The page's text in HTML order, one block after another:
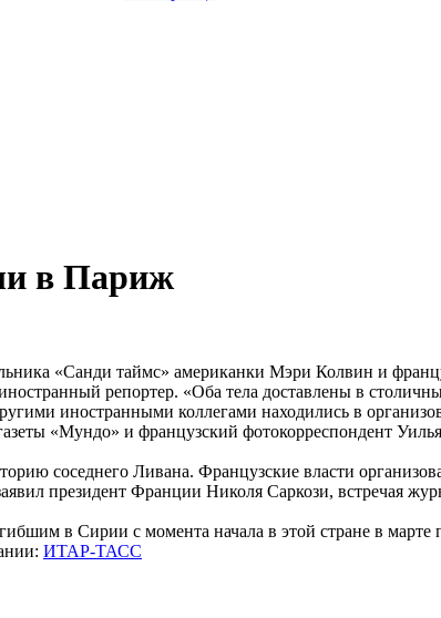
в Париж
«Санди таймс» американки Мэри Колвин и
репортер. «Оба тела доставлены в
иностранными коллегами находились в
«Мундо» и французский фотокорреспондент
соседнего Ливана. Французские власти
президент Франции Николя Саркози, встречая
в Сирии с момента начала в этой стране в марте
ИТАР-ТАСС